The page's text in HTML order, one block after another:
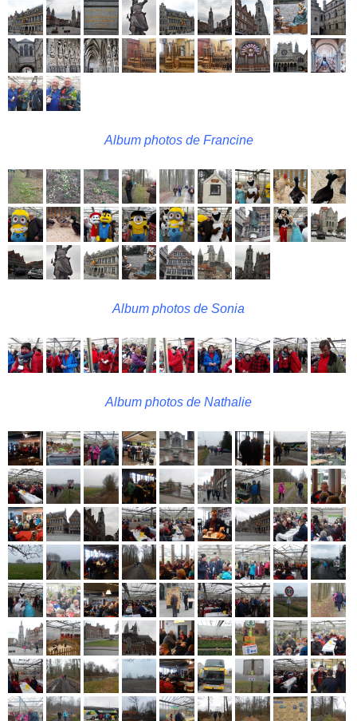
Album photos de Francine
Album photos de Sonia
Album photos de Nathalie